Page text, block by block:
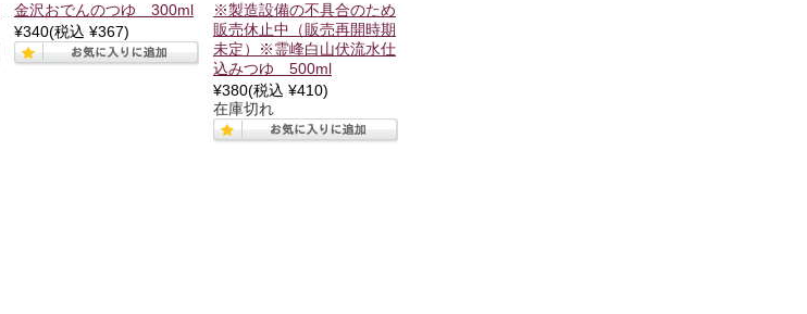
金沢おでんのつゆ 300ml
¥340(税込 ¥367)
※製造設備の不具合のため
販売休止中（販売再開時期
未定）※霊峰白山伏流水仕
込みつゆ 500ml
¥380(税込 ¥410)
在庫切れ